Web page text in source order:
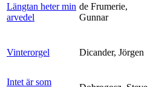
Längtan heter min
arvedel
de Frumerie,
Gunnar
Vinterorgel Dicander, Jörgen
Intet är som